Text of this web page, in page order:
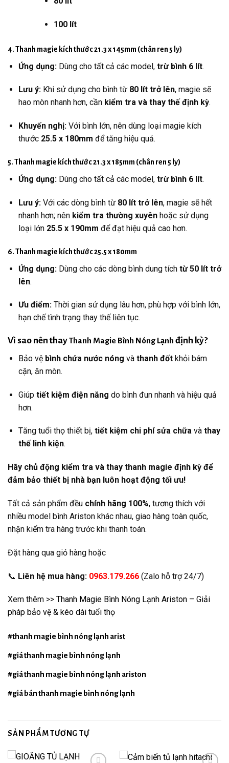
100 lít
4. Thanh magie kích thước 21.3 x 145mm (chân ren 5 ly)
Ứng dụng:Dùng cho tất cả các model, trừ bình 6 lít.
Lưu ý:Khi sử dụng cho bình từ 80 lít trở lên, magie sẽ
hao mòn nhanh hơn, cần kiểm tra và thay thế định kỳ.
Khuyến nghị:Với bình lớn, nên dùng loại magie kích
thước 25.5 x 180mm để tăng hiệu quả.
5. Thanh magie kích thước 21.3 x 185mm (chân ren 5 ly)
Ứng dụng:Dùng cho tất cả các model, trừ bình 6 lít.
Lưu ý:Với các dòng bình từ 80 lít trở lên, magie sẽ hết
nhanh hơn; nên kiểm tra thường xuyênhoặc sử dụng
loại lớn 25.5 x 190mm để đạt hiệu quả cao hơn.
6. Thanh magie kích thước 25.5 x 180mm
Ứng dụng:Dùng cho các dòng bình dung tích từ 50 lít trở
lên.
Ưu điểm:Thời gian sử dụng lâu hơn, phù hợp với bình lớn,
hạn chế tình trạng thay thế liên tục.
Vì sao nên thayThanh Magie Bình Nóng Lạnh định kỳ?
Bảo vệ bình chứa nước nóng và thanh đốtkhỏi bám
cặn, ăn mòn.
Giúp tiết kiệm điện năng do bình đun nhanh và hiệu quả
hơn.
Tăng tuổi thọ thiết bị, tiết kiệm chi phí sửa chữavà thay
thế linh kiện.
Hãy chủ động kiểm tra và thay thanh magie định kỳ để
đảm bảo thiết bị nhà bạn luôn hoạt động tối ưu!
Tất cả sản phẩm đều chính hãng 100%, tương thích với
nhiều model bình Ariston khác nhau, giao hàng toàn quốc,
nhận kiểm tra hàng trước khi thanh toán.
Đặt hàng qua giỏ hàng hoặc
📞 Liên hệ mua hàng: 0963.179.266 (Zalo hỗ trợ 24/7)
Xem thêm >> Thanh Magie Bình Nóng Lạnh Ariston – Giải
pháp bảo vệ & kéo dài tuổi thọ
#thanh magie bình nóng lạnh arist
#giá thanh magie bình nóng lạnh
#giá thanh magie bình nóng lạnh ariston
#giá bán thanh magie bình nóng lạnh
SẢN PHẨM TƯƠNG TỰ